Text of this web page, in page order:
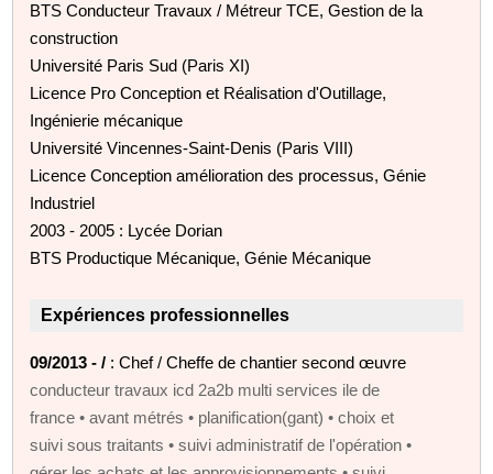
BTS Conducteur Travaux / Métreur TCE, Gestion de la
construction
Université Paris Sud (Paris XI)
Licence Pro Conception et Réalisation d'Outillage,
Ingénierie mécanique
Université Vincennes-Saint-Denis (Paris VIII)
Licence Conception amélioration des processus, Génie
Industriel
2003 - 2005 : Lycée Dorian
BTS Productique Mécanique, Génie Mécanique
Expériences professionnelles
09/2013 - / : Chef / Cheffe de chantier second œuvre
conducteur travaux icd 2a2b multi services ile de
france • avant métrés • planification(gant) • choix et
suivi sous traitants • suivi administratif de l'opération •